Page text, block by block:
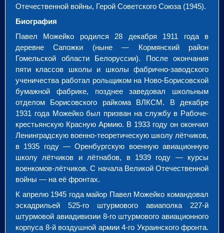
Отечественной войны, Герой Советского Союза (1945).
Биография
Павел Можейко родился 28 декабря 1911 года в
деревне Сапожки (ныне — Кормянский район
Гомельской области Белоруссии). После окончания
пяти классов школы и школы фабрично-заводского
ученичества работал рольщиком на Ново-Борисовской
бумажной фабрике, позднее заведовал школьным
отделом Борисовского райкома ВЛКСМ. В декабре
1931 года Можейко был призван на службу в Рабоче-
крестьянскую Красную Армию. В 1933 году он окончил
Ленинградскую военно-теоретическую школу лётчиков,
в 1935 году — Оренбургскую военную авиационную
школу лётчиков и лётнабов, в 1939 году — курсы
военкомов-лётчиков. С начала Великой Отечественной
войны — на её фронтах.
К апрелю 1945 года майор Павел Можейко командовал
эскадрильей 525-го штурмового авиаполка 227-й
штурмовой авиадивизии 8-го штурмового авиационного
корпуса 8-й воздушной армии 4-го Украинского фронта.